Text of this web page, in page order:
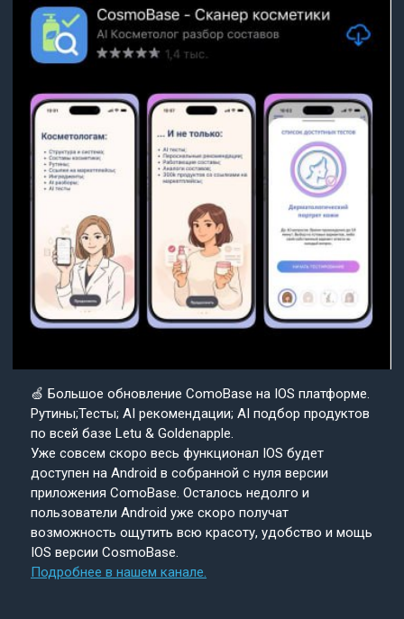
🍏 Большое обновление ComoBase на IOS платформе.
Рутины;Тесты; AI рекомендации; AI подбор продуктов
по всей базе Letu & Goldenapple.
Уже совсем скоро весь функционал IOS будет
доступен на Android в собранной с нуля версии
приложения ComoBase. Осталось недолго и
пользователи Android уже скоро получат
возможность ощутить всю красоту, удобство и мощь
IOS версии CosmoBase.
Подробнее в нашем канале.